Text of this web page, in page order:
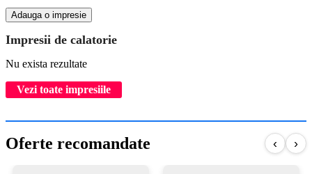
Adauga o impresie
Impresii de calatorie
Nu exista rezultate
Vezi toate impresiile
Oferte recomandate ‹ ›